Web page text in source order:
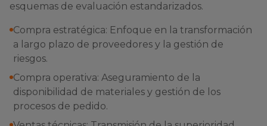
esquemas de evaluación estandarizados.
Compra estratégica: Enfoque en la transformación
a largo plazo de proveedores y la gestión de
riesgos.
Compra operativa: Aseguramiento de la
disponibilidad de materiales y gestión de los
procesos de pedido.